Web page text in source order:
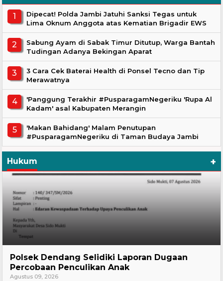
Dipecat! Polda Jambi Jatuhi Sanksi Tegas untuk
Lima Oknum Anggota atas Kematian Brigadir EWS
Sabung Ayam di Sabak Timur Ditutup, Warga Bantah
Tudingan Adanya Bekingan Aparat
3 Cara Cek Baterai Health di Ponsel Tecno dan Tip
Merawatnya
'Panggung Terakhir #PusparagamNegeriku 'Rupa Al
Kadam' asal Kabupaten Merangin
'Makan Bahidang' Malam Penutupan
#PusparagamNegeriku di Taman Budaya Jambi
Hukum +
Polsek Dendang Selidiki Laporan Dugaan
Percobaan Penculikan Anak
Agustus 09, 2026